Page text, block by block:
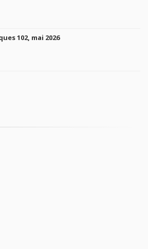
102, mai 2026